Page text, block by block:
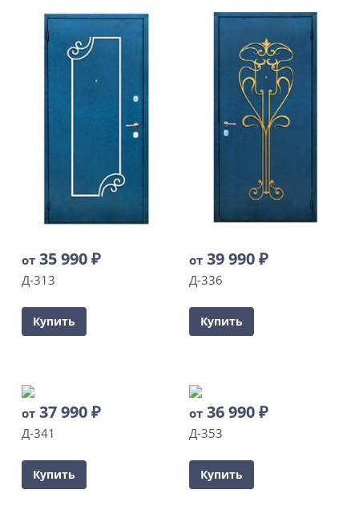
от 35 990₽
Д-313
Купить
от 39 990₽
Д-336
Купить
от 37 990₽
Д-341
Купить
от 36 990₽
Д-353
Купить